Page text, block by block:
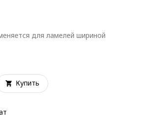
для ламелей шириной
Купить